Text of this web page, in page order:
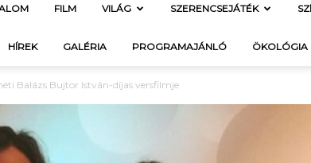
f21.hu
FILM VILÁG SZERENCSEJÁTÉK
HÍREK GALÉRIA PROGRAMAJÁNLÓ ÖKOLÓGIA
Balázs Bujtor István-díjas versfilmje